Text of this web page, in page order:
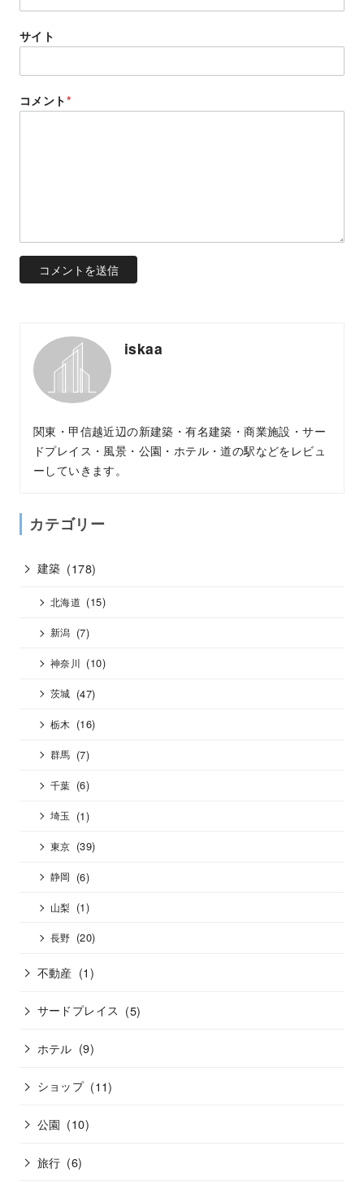
サイト
コメント*
iskaa
関東・甲信越近辺の新建築・有名建築・商業施設・サー
ドプレイス・風景・公園・ホテル・道の駅などをレビュ
ーしていきます。
カテゴリー
建築 (178)
北海道 (15)
新潟 (7)
神奈川 (10)
茨城 (47)
栃木 (16)
群馬 (7)
千葉 (6)
埼玉 (1)
東京 (39)
静岡 (6)
山梨 (1)
長野 (20)
不動産 (1)
サードプレイス (5)
ホテル (9)
ショップ (11)
公園 (10)
旅行 (6)